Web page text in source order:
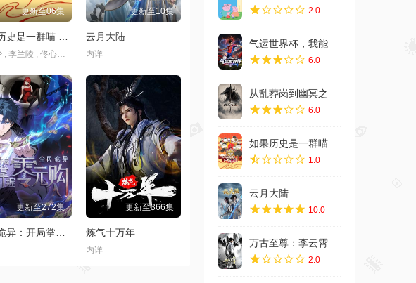
第39集 第40集
第47集
第55集 第56集
2.0
气运世界杯，我能
6.0
从乱葬岗到幽冥之
6.0
如果历史是一群喵
1.0
云月大陆
10.0
万古至尊：李云霄
2.0